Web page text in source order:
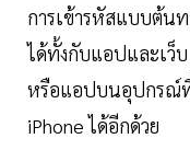
การเข้ารหัสแบบต้น
ได้ทั้งกับแอปและเว็บ
หรือแอปบนอุปกรณ์ที่
iPhone ได้อีกด้วย